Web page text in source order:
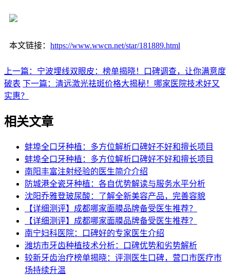
本文链接： https://www.wwcn.net/star/181889.html
上一篇：宁波埋线双眼皮：榜单揭晓！口碑调查，让你满意度
破表 下一篇：清远激光祛斑价格大揭秘！哪家医院技术好又
实惠？
相关文章
蚌埠全口牙种植：多方位解析口碑好不好和擅长项目
蚌埠全口牙种植：多方位解析口碑好不好和擅长项目
南阳丰富注射经验的医生简介介绍
防城港全瓷牙种植：各自优势解读与服务水平分析
沈阳乔雅登玻尿酸：了解全新美容产品，完善容貌
【详细测评】成都哪家面膜品牌备受医生推荐？
【详细测评】成都哪家面膜品牌备受医生推荐？
南宁妇科医院：口碑好的专家医生介绍
潍坊市牙齿种植技术分析：口碑优势和劣势解析
较新牙齿治疗榜单揭晓：评测医生口碑，营口市医疗市
场持续升温